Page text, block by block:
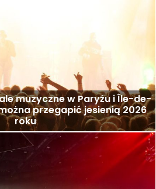
muzyczne w Paryżu i Île-de-
przegapić jesienią 2026
roku